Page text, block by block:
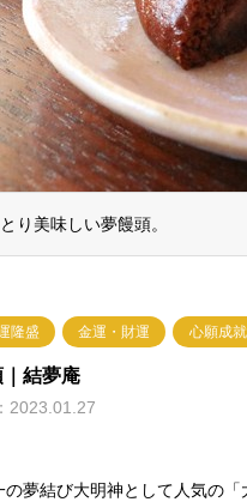
り美味しい夢饅頭。
隆盛 金運・財運 心願成就
結夢庵
2023.01.27
夢結び大明神として人気の